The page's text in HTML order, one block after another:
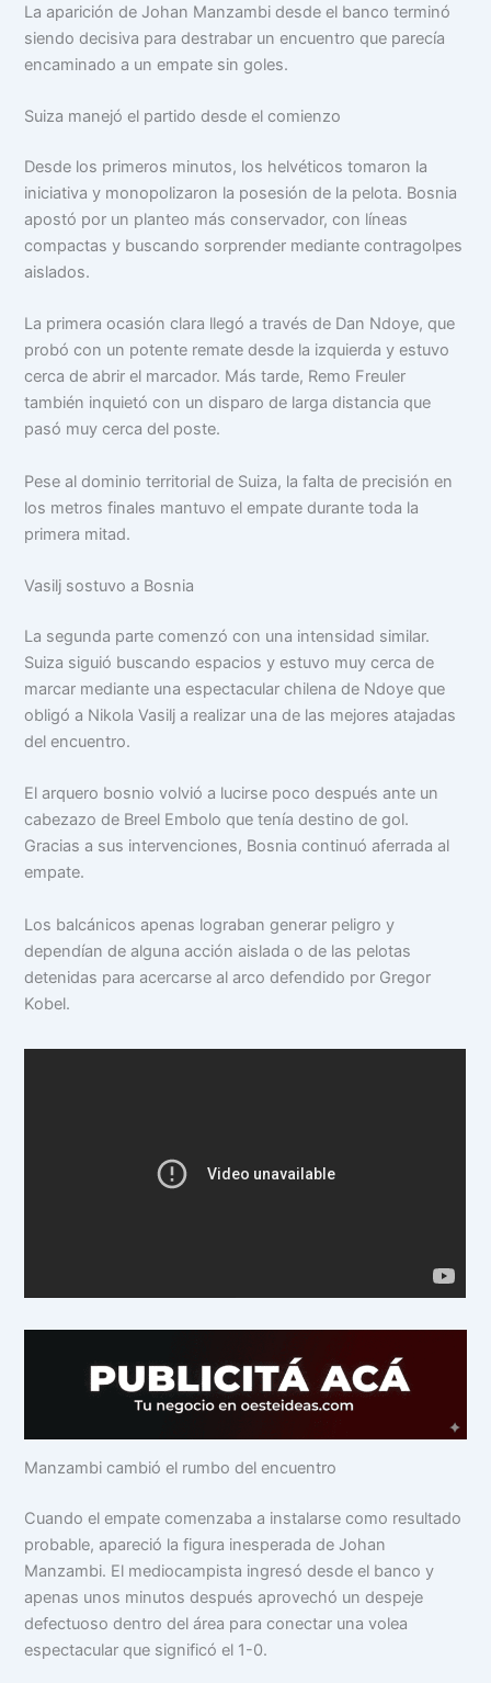
La aparición de Johan Manzambi desde el banco terminó
siendo decisiva para destrabar un encuentro que parecía
encaminado a un empate sin goles.
Suiza manejó el partido desde el comienzo
Desde los primeros minutos, los helvéticos tomaron la
iniciativa y monopolizaron la posesión de la pelota. Bosnia
apostó por un planteo más conservador, con líneas
compactas y buscando sorprender mediante contragolpes
aislados.
La primera ocasión clara llegó a través de Dan Ndoye, que
probó con un potente remate desde la izquierda y estuvo
cerca de abrir el marcador. Más tarde, Remo Freuler
también inquietó con un disparo de larga distancia que
pasó muy cerca del poste.
Pese al dominio territorial de Suiza, la falta de precisión en
los metros finales mantuvo el empate durante toda la
primera mitad.
Vasilj sostuvo a Bosnia
La segunda parte comenzó con una intensidad similar.
Suiza siguió buscando espacios y estuvo muy cerca de
marcar mediante una espectacular chilena de Ndoye que
obligó a Nikola Vasilj a realizar una de las mejores atajadas
del encuentro.
El arquero bosnio volvió a lucirse poco después ante un
cabezazo de Breel Embolo que tenía destino de gol.
Gracias a sus intervenciones, Bosnia continuó aferrada al
empate.
Los balcánicos apenas lograban generar peligro y
dependían de alguna acción aislada o de las pelotas
detenidas para acercarse al arco defendido por Gregor
Kobel.
Manzambi cambió el rumbo del encuentro
Cuando el empate comenzaba a instalarse como resultado
probable, apareció la figura inesperada de Johan
Manzambi. El mediocampista ingresó desde el banco y
apenas unos minutos después aprovechó un despeje
defectuoso dentro del área para conectar una volea
espectacular que significó el 1-0.